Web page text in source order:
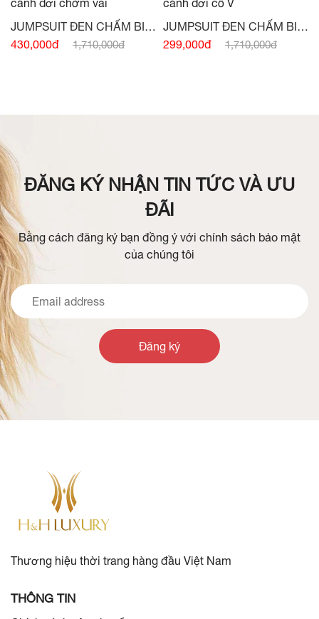
JUMPSUIT ĐEN CHẤM BI
430,000đ 1,710,000đ
JUMPSUIT ĐEN CHẤM BI
TAY CÁNH DƠI CỔ V -
299,000đ 1,710,000đ
ĐĂNG KÝ NHẬN TIN TỨC VÀ ƯU
ĐÃI
Bằng cách đăng ký bạn đồng ý với chính sách bảo mật
của chúng tôi
Đăng ký
Thương hiệu thời trang hàng đầu Việt Nam
THÔNG TIN